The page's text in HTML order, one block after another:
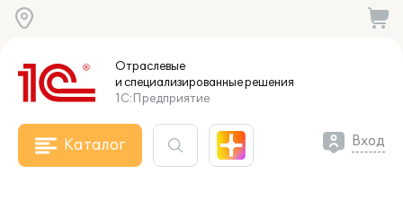
Отраслевые
и специализированныерешения
1С:Предприятие
Каталог Вход